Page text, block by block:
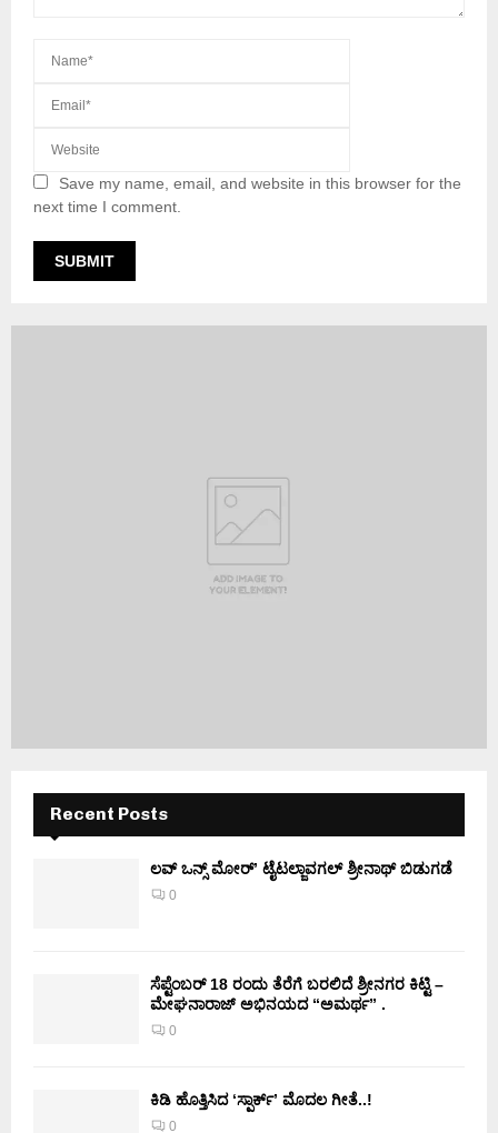
Save my name, email, and website in this browser for the
next time I comment.
Recent Posts
ಲವ್ ಒನ್ಸ್ ಮೋರ್’ ಟೈಟಲ್ಜಾವಗಲ್ ಶ್ರೀನಾಥ್ ಬಿಡುಗಡೆ
0
ಸೆಪ್ಟೆಂಬರ್ 18 ರಂದು ತೆರೆಗೆ ಬರಲಿದೆ ಶ್ರೀನಗರ ಕಿಟ್ಟಿ –
ಮೇಘನಾರಾಜ್ ಅಭಿನಯದ “ಅಮರ್ಥ” .
0
ಕಿಡಿ‌‌ ಹೊತ್ತಿಸಿದ ‘ಸ್ಪಾರ್ಕ್’ ಮೊದಲ‌ ಗೀತೆ..!
0